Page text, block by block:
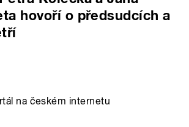
hovoří o předsudcích a
na českém internetu